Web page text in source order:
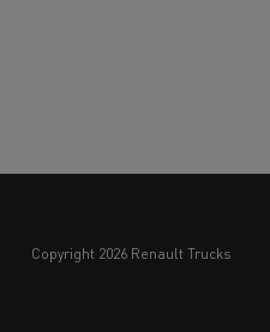
copyright 2026 Renault Trucks